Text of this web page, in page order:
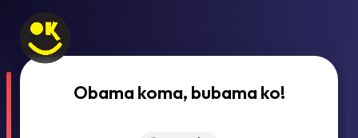
Obama koma, bubama ko!